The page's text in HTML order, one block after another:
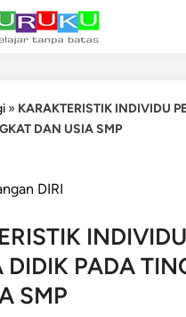
» KARAKTERISTIK INDIVIDU
DAN USIA SMP
DIRI
INDIVIDU
DIDIK PADA
SMP